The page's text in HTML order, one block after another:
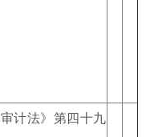
计法》第四十九